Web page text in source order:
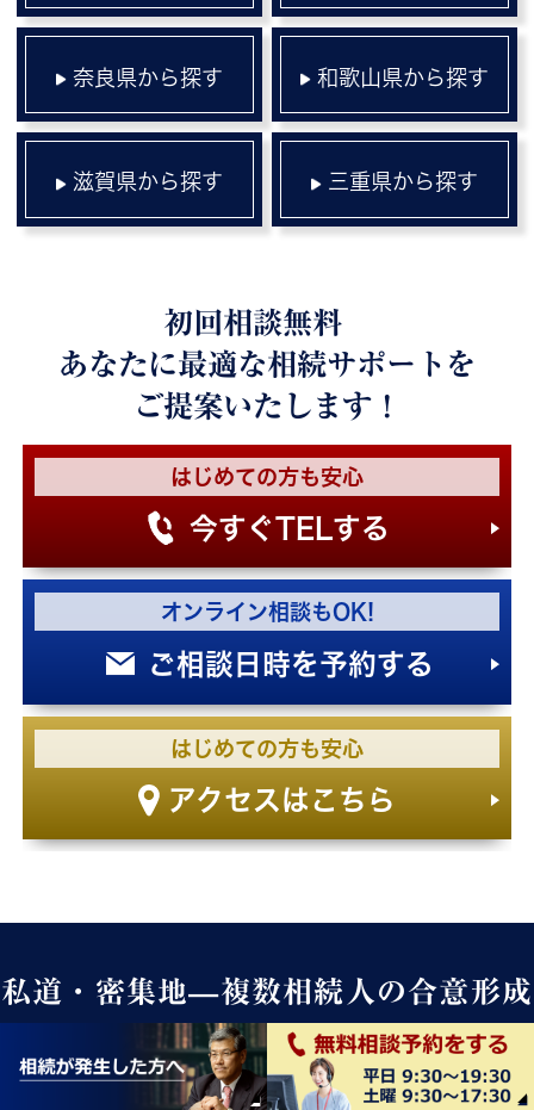
奈良県から探す 和歌山県から探す
滋賀県から探す 三重県から探す
初回相談無料
あなたに最適な相続サポートを
ご提案いたします！
はじめての方も安心
今すぐTELする
オンライン相談もOK!
ご相談日時を予約する
はじめての方も安心
アクセスはこちら
私道・密集地—複数相続人の合意形成
住宅密集と調整農地が混在する地域では、私道の通